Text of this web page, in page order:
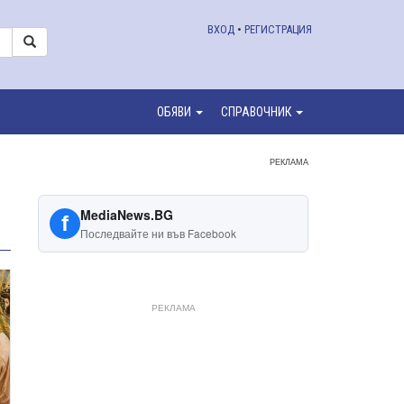
ВХОД • РЕГИСТРАЦИЯ
ОБЯВИ СПРАВОЧНИК
РЕКЛАМА
f MediaNews.BG
Последвайте ни във Facebook
РЕКЛАМА